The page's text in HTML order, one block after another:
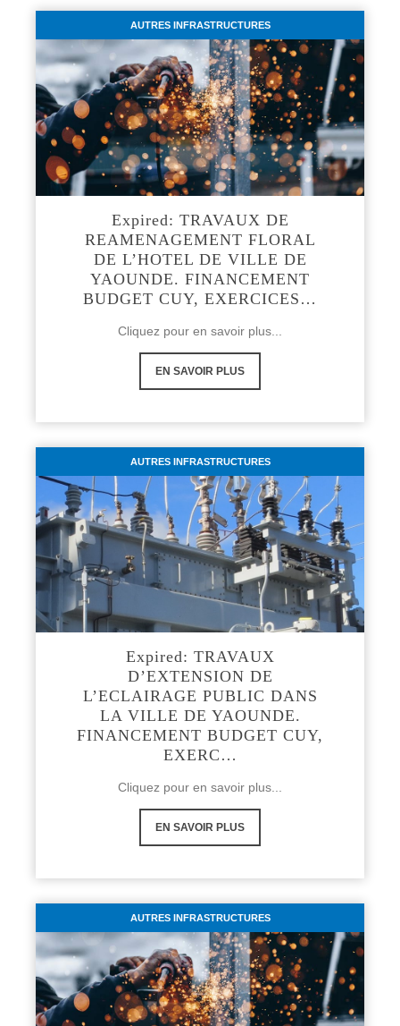
AUTRES INFRASTRUCTURES
Expired: TRAVAUX DE
REAMENAGEMENT FLORAL
DE L’HOTEL DE VILLE DE
YAOUNDE. FINANCEMENT
BUDGET CUY, EXERCICES…
Cliquez pour en savoir plus...
EN SAVOIR PLUS
AUTRES INFRASTRUCTURES
Expired: TRAVAUX
D’EXTENSION DE
L’ECLAIRAGE PUBLIC DANS
LA VILLE DE YAOUNDE.
FINANCEMENT BUDGET CUY,
EXERC…
Cliquez pour en savoir plus...
EN SAVOIR PLUS
AUTRES INFRASTRUCTURES